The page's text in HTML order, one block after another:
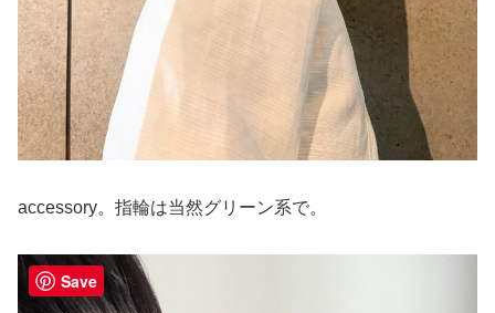
accessory。指輪は当然グリーン系で。
Save